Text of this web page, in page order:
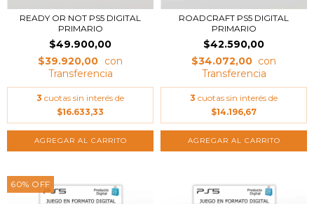
READY OR NOT PS5 DIGITAL
PRIMARIO
$49.900,00
$39.920,00
3 cuotas sin interés de
$16.633,33
ROADCRAFT PS5 DIGITAL
PRIMARIO
$42.590,00
$34.072,00
3 cuotas sin interés de
$14.196,67
60% OFF